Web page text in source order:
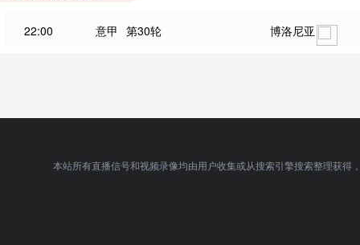
22:00 意甲 第30轮 博洛尼亚
本站所有直播信号和视频录像均由用户收集或从搜索引擎搜索整理获